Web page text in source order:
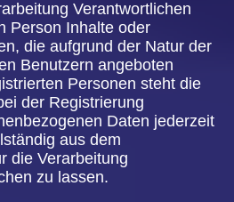
für den
ist oder sofern
und
anderen
Vorschriften,
Verantwortliche
oder läuft eine
und
anderen